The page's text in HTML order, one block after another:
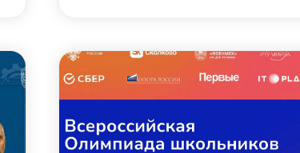
собственные финансовые
убеждения, а также развить навыки
финансовой грамотности. Вы
какие бессознательные сценарии
мешают накоплению и
средств, как детские травмы и […]